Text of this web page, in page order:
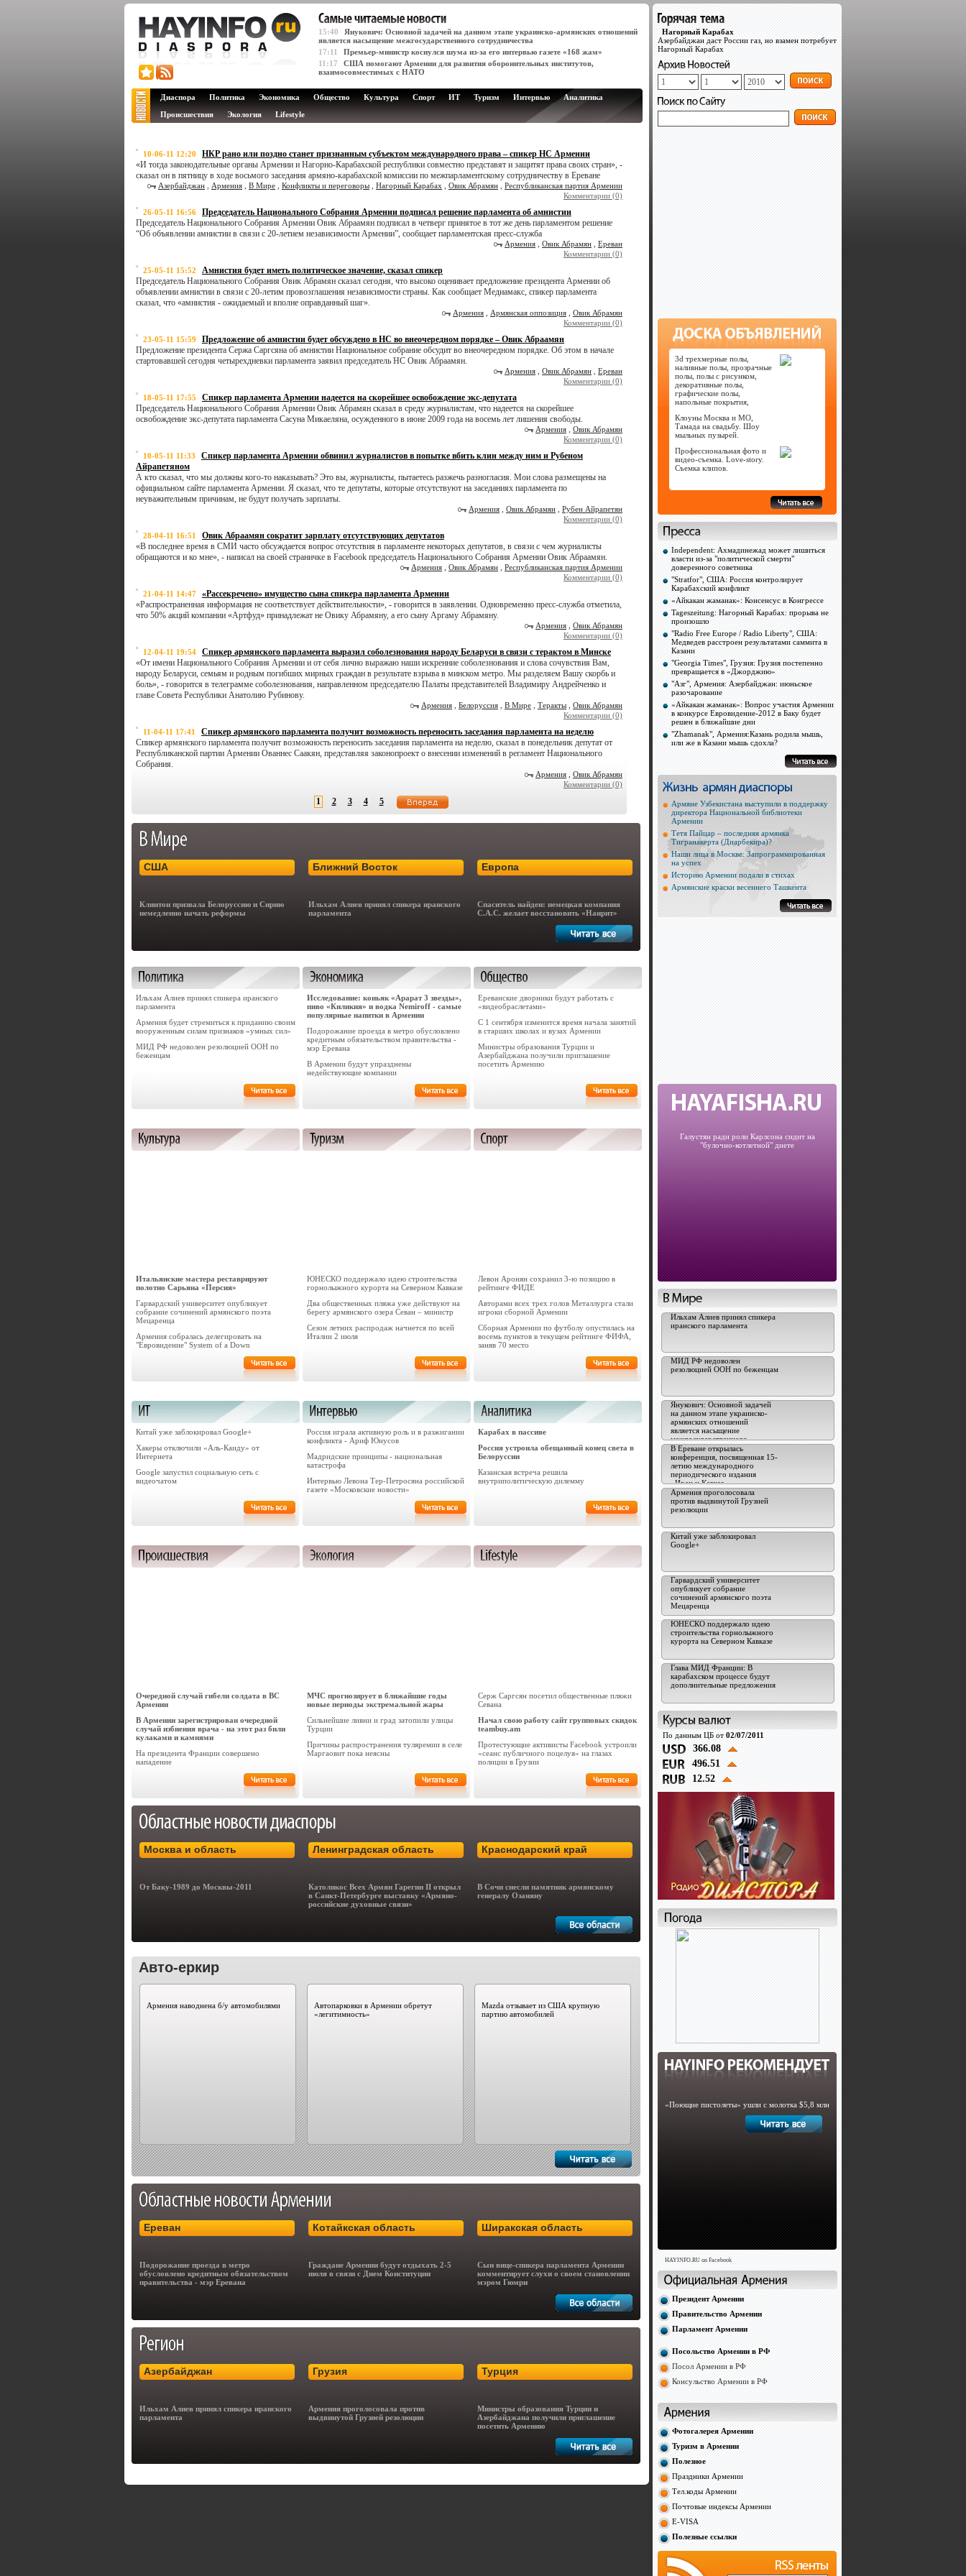
15:40
Янукович: Основной задачей на данном этапе украинско-армянских отношений
является насыщение межгосударственного сотрудничества
17:11
Премьер-министр коснулся шума из-за его интервью газете «168 жам»
11:17
США помогают Армении для развития оборонительных институтов,
взаимосовместимых с НАТО
Диаспора Политика Экономика Общество Культура Спорт ИТ Туризм Интервью
Аналитика
Происшествия
Экология Lifestyle
10-06-11 12:20
НКР рано или поздно станет признанным субъектом международного права – спикер НС Армении
«И тогда законодательные органы Армении и Нагорно-Карабахской республики совместно представят и защитят права своих стран», -
сказал он в пятницу в ходе восьмого заседания армяно-карабахской комиссии по межпарламентскому сотрудничеству в Ереване
Азербайджан Армения В Мире Конфликты и переговоры Нагорный Карабах Овик Абрамян
Республиканская партия Армении
Комментарии (0)
26-05-11 16:56
Председатель Национального Собрания Армении подписал решение парламента об амнистии
Председатель Национального Собрания Армении Овик Абраамян подписал в четверг принятое в тот же день парламентом решение
“Об объявлении амнистии в связи с 20-летием независимости Армении”, сообщает парламентская пресс-служба
Армения Овик Абрамян
Ереван
Комментарии (0)
25-05-11 15:52
Амнистия будет иметь политическое значение, сказал спикер
Председатель Национального Собрания Овик Абрамян сказал сегодня, что высоко оценивает предложение президента Армении об
объявлении амнистии в связи с 20-летим провозглашения независимости страны. Как сообщает Медиамакс, спикер парламента
сказал, что «амнистия - ожидаемый и вполне оправданный шаг».
Армения Армянская оппозиция
Овик Абрамян
Комментарии (0)
23-05-11 15:59
Предложение об амнистии будет обсуждено в НС во внеочередном порядке – Овик Абраамян
Предложение президента Сержа Саргсяна об амнистии Национальное собрание обсудит во внеочередном порядке. Об этом в начале
стартовавшей сегодня четырехдневки парламента заявил председатель НС Овик Абраамян.
Армения Овик Абрамян
Ереван
Комментарии (0)
18-05-11 17:55
Спикер парламента Армении надеется на скорейшее освобождение экс-депутата
Председатель Национального Собрания Армении Овик Абрамян сказал в среду журналистам, что надеется на скорейшее
освобождение экс-депутата парламента Сасуна Микаеляна, осужденного в июне 2009 года на восемь лет лишения свободы.
Армения
Овик Абрамян
Комментарии (0)
10-05-11 11:33
Спикер парламента Армении обвинил журналистов в попытке вбить клин между ним и Рубеном
Айрапетяном
А кто сказал, что мы должны кого-то наказывать? Это вы, журналисты, пытаетесь разжечь разногласия. Мои слова размещены на
официальном сайте парламента Армении. Я сказал, что те депутаты, которые отсутствуют на заседаниях парламента по
неуважительным причинам, не будут получать зарплаты.
Армения Овик Абрамян
Рубен Айрапетян
Комментарии (0)
28-04-11 16:51
Овик Абраамян сократит зарплату отсутствующих депутатов
«В последнее время в СМИ часто обсуждается вопрос отсутствия в парламенте некоторых депутатов, в связи с чем журналисты
обращаются и ко мне», - написал на своей страничке в Facebook председатель Национального Собрания Армении Овик Абраамян.
Армения Овик Абрамян
Республиканская партия Армении
Комментарии (0)
21-04-11 14:47
«Рассекречено» имущество сына спикера парламента Армении
«Распространенная информация не соответствует действительности», - говорится в заявлении. Одновременно пресс-служба отметила,
что 50% акций компании «Артфуд» принадлежат не Овику Абрамяну, а его сыну Аргаму Абрамяну.
Армения
Овик Абрамян
Комментарии (0)
12-04-11 19:54
Спикер армянского парламента выразил соболезнования народу Беларуси в связи с терактом в Минске
«От имени Национального Собрания Армении и от себя лично выражаю наши искренние соболезнования и слова сочувствия Вам,
народу Беларуси, семьям и родным погибших мирных граждан в результате взрыва в минском метро. Мы разделяем Вашу скорбь и
боль», - говорится в телеграмме соболезнования, направленном председателю Палаты представителей Владимиру Андрейченко и
главе Совета Республики Анатолию Рубинову.
Армения Белоруссия В Мире Теракты
Овик Абрамян
Комментарии (0)
11-04-11 17:41
Спикер армянского парламента получит возможность переносить заседания парламента на неделю
Спикер армянского парламента получит возможность переносить заседания парламента на неделю, сказал в понедельник депутат от
Республиканской партии Армении Ованнес Саакян, представляя законопроект о внесении изменений в регламент Национального
Собрания.
Армения
Овик Абрамян
Комментарии (0)
1 2 3 4 5
США
Клинтон призвала Белоруссию и Сирию
немедленно начать реформы
Ближний Восток
Ильхам Алиев принял спикера иранского
парламента
Европа
Спаситель найден: немецкая компания
C.A.C. желает восстановить «Наирит»
Ильхам Алиев принял спикера иранского
парламента
Армения будет стремиться к приданию своим
вооруженным силам признаков «умных сил»
МИД РФ недоволен резолюцией ООН по
беженцам
Исследование: коньяк «Арарат 3 звезды»,
пиво «Киликия» и водка Nemiroff - самые
популярные напитки в Армении
Подорожание проезда в метро обусловлено
кредитным обязательством правительства -
мэр Еревана
В Армении будут упразднены
недействующие компании
Ереванские дворники будут работать с
«видеобраслетами»
С 1 сентября изменится время начала занятий
в старших школах и вузах Армении
Министры образования Турции и
Азербайджана получили приглашение
посетить Армению
Итальянские мастера реставрируют
полотно Сарьяна «Персия»
Гарвардский университет опубликует
собрание сочинений армянского поэта
Мецаренца
Армения собралась делегировать на
"Евровидение" System of a Down
ЮНЕСКО поддержало идею строительства
горнолыжного курорта на Северном Кавказе
Два общественных пляжа уже действуют на
берегу армянского озера Севан – министр
Сезон летних распродаж начнется по всей
Италии 2 июля
Левон Аронян сохранил 3-ю позицию в
рейтинге ФИДЕ
Авторами всех трех голов Металлурга стали
игроки сборной Армении
Сборная Армении по футболу опустилась на
восемь пунктов в текущем рейтинге ФИФА,
заняв 70 место
Китай уже заблокировал Google+
Хакеры отключили «Аль-Каиду» от
Интернета
Google запустил социальную сеть с
видеочатом
Россия играла активную роль и в разжигании
конфликта - Ариф Юнусов
Мадридские принципы - национальная
катастрофа
Интервью Левона Тер-Петросяна российской
газете «Московские новости»
Карабах в пассиве
Россия устроила обещанный конец света в
Белоруссии
Казанская встреча решила
внутриполитическую дилемму
Очередной случай гибели солдата в ВС
Армении
В Армении зарегистрирован очередной
случай избиения врача - на этот раз били
кулаками и камнями
На президента Франции совершено
нападение
МЧС прогнозирует в ближайшие годы
новые периоды экстремальной жары
Сильнейшие ливни и град затопили улицы
Турции
Причины распространения туляремии в селе
Маргаовит пока неясны
Серж Саргсян посетил общественные пляжи
Севана
Начал свою работу сайт групповых скидок
teambuy.am
Протестующие активисты Facebook устроили
«сеанс публичного поцелуя» на глазах
полиции в Грузии
Москва и область
От Баку-1989 до Москвы-2011
Ленинградская область
Католикос Всех Армян Гарегин II открыл
в Санкт-Петербурге выставку «Армяно-
российские духовные связи»
Краснодарский край
В Сочи снесли памятник армянскому
генералу Озаняну
Авто-еркир
Армения наводнена б/у автомобилями
Автопарковки в Армении обретут
«легитимность»
Mazda отзывает из США крупную
партию автомобилей
Ереван
Подорожание проезда в метро
обусловлено кредитным обязательством
правительства - мэр Еревана
Котайкская область
Граждане Армении будут отдыхать 2-5
июля в связи с Днем Конституции
Ширакская область
Сын вице-спикера парламента Армении
комментирует слухи о своем становлении
мэром Гюмри
Азербайджан
Ильхам Алиев принял спикера иранского
парламента
Грузия
Армения проголосовала против
выдвинутой Грузией резолюции
Турция
Министры образования Турции и
Азербайджана получили приглашение
посетить Армению
Нагорный Карабах
Азербайджан даст России газ, но взамен потребует
Нагорный Карабах
3d трехмерные полы,
наливные полы, прозрачные
полы, полы с рисунком,
декоративные полы,
графические полы,
напольные покрытия,
Клоуны Москва и МО,
Тамада на свадьбу. Шоу
мыльных пузырей.
Профессиональная фото и
видео-съемка. Love-story.
Съемка клипов.
Independent: Ахмадинежад может лишиться
власти из-за "политической смерти"
доверенного советника
"Stratfor", США: Россия контролирует
Карабахский конфликт
«Айкакан жаманак»: Консенсус в Конгрессе
Tageszeitung: Нагорный Карабах: прорыва не
произошло
"Radio Free Europe / Radio Liberty", США:
Медведев расстроен результатами саммита в
Казани
"Georgia Times", Грузия: Грузия постепенно
превращается в «Джорджию»
"Азг", Армения: Азербайджан: июньское
разочарование
«Айкакан жаманак»: Вопрос участия Армении
в конкурсе Евровидение-2012 в Баку будет
решен в ближайшие дни
"Zhamanak", Армения:Казань родила мышь,
или же в Казани мышь сдохла?
Армяне Узбекистана выступили в поддержку
директора Национальной библиотеки
Армении
Тетя Пайцар – последняя армянка
Тигранакерта (Диарбекира)?
Наши лица в Москве: Запрограммированная
на успех
Историю Армении подали в стихах
Армянские краски весеннего Ташкента
Галустян ради роли Карлсона сидит на
"булочно-котлетной" диете
Ильхам Алиев принял спикера
иранского парламента
МИД РФ недоволен
резолюцией ООН по беженцам
Янукович: Основной задачей
на данном этапе украинско-
армянских отношений
является насыщение
межгосударственного
сотрудничества
В Ереване открылась
конференция, посвященная 15-
летию международного
периодического издания
«Иран и Кавказ»
Армения проголосовала
против выдвинутой Грузией
резолюции
Китай уже заблокировал
Google+
Гарвардский университет
опубликует собрание
сочинений армянского поэта
Мецаренца
ЮНЕСКО поддержало идею
строительства горнолыжного
курорта на Северном Кавказе
Глава МИД Франции: В
карабахском процессе будут
дополнительные предложения
По данным ЦБ от02/07/2011
366.08
496.51
12.52
«Поющие пистолеты» ушли с молотка $5,8 млн
HAYINFO.RU on Facebook
Президент Армении
Правительство Армении
Парламент Армении
Посольство Армении в РФ
Посол Армении в РФ
Консульство Армении в РФ
Фотогалерея Армении
Туризм в Армении
Полезное
Праздники Армении
Тел.коды Армении
Почтовые индексы Армении
E-VISA
Полезные ссылки